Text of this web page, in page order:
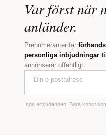
Var först när
anländer.
Prenumeranter får
personliga inbjudningar
annonserar offentligt.
Inga erbjudanden. Bara konst